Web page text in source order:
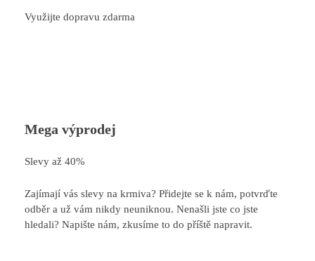
Využijte dopravu zdarma
Mega výprodej
Slevy až 40%
Zajímají vás slevy na krmiva? Přidejte se k nám, potvrďte
odběr a už vám nikdy neuniknou. Nenašli jste co jste
hledali? Napište nám, zkusíme to do příště napravit.